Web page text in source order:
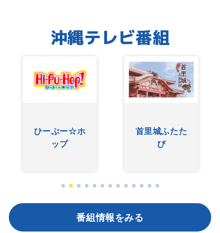
沖縄テレビ番組
ひーぷー☆ホ
ップ
首里城ふたた
び
番組情報をみる